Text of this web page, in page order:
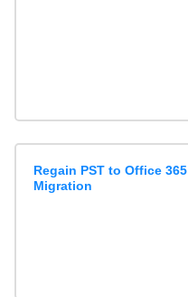
Regain PST to Office 365
Migration